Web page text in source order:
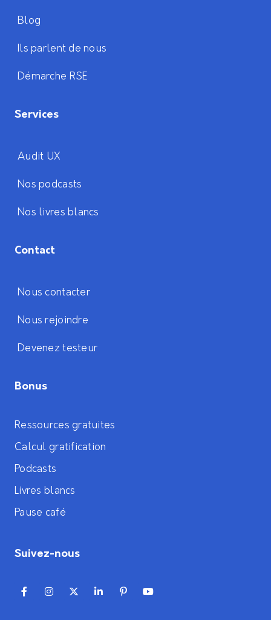
Blog
Ils parlent de nous
Démarche RSE
Services
Audit UX
Nos podcasts
Nos livres blancs
Contact
Nous contacter
Nous rejoindre
Devenez testeur
Bonus
Ressources gratuites
Calcul gratification
Podcasts
Livres blancs
Pause café
Suivez-nous